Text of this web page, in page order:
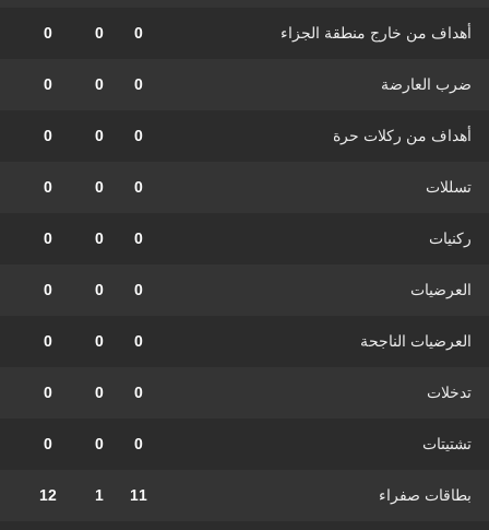
أهداف من خارج منطقة الجزاء 0
0
0
ضرب العارضة 0
0
0
أهداف من ركلات حرة 0
0
0
تسللات 0
0
0
ركنيات 0
0
0
العرضيات 0
0
0
العرضيات الناجحة 0
0
0
تدخلات 0
0
0
تشتيتات 0
0
0
بطاقات صفراء 11
1
12